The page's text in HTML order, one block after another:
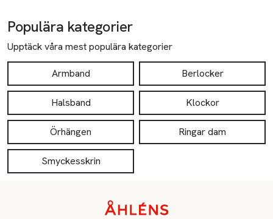
Populära kategorier
Upptäck våra mest populära kategorier
Armband Berlocker
Halsband Klockor
Örhängen Ringar dam
Smyckesskrin